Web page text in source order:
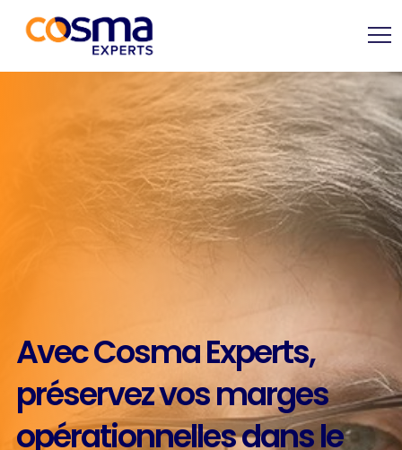
Avec Cosma Experts,
préservez vos marges
opérationnelles dans le